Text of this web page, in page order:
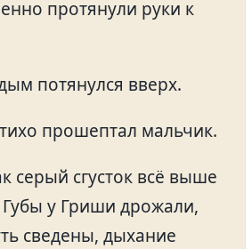
протянули руки к
потянулся вверх.
прошептал мальчик.
серый сгусток всё выше
Губы у Гриши дрожали,
сведены, дыхание